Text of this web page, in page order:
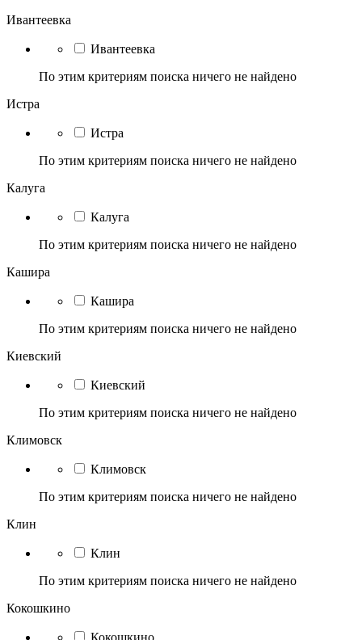
Ивантеевка
Ивантеевка
По этим критериям поиска ничего не найдено
Истра
Истра
По этим критериям поиска ничего не найдено
Калуга
Калуга
По этим критериям поиска ничего не найдено
Кашира
Кашира
По этим критериям поиска ничего не найдено
Киевский
Киевский
По этим критериям поиска ничего не найдено
Климовск
Климовск
По этим критериям поиска ничего не найдено
Клин
Клин
По этим критериям поиска ничего не найдено
Кокошкино
Кокошкино